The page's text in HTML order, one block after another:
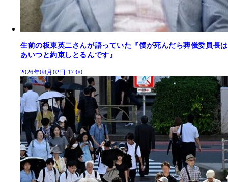
生前の板東英二さんが語っていた『僕が死んだら葬儀委員長は
あいつと約束しとるんです』
2026年08月02日 17:00